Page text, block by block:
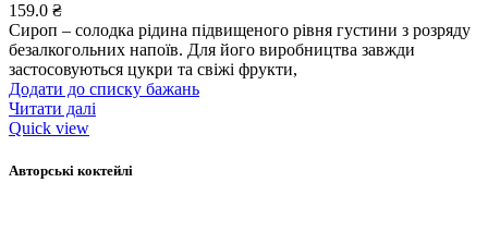
159.0 ₴
Сироп – солодка рідина підвищеного рівня густини з розряду
безалкогольних напоїв. Для його виробництва завжди
застосовуються цукри та свіжі фрукти,
Додати до списку бажань
Читати далі
Quick view
Авторські коктейлі